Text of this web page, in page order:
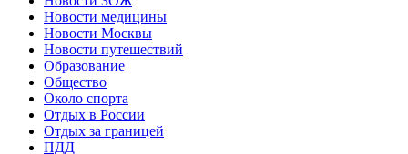
Новости медицины
Новости Москвы
Новости путешествий
Образование
Общество
Около спорта
Отдых в России
Отдых за границей
ПДД